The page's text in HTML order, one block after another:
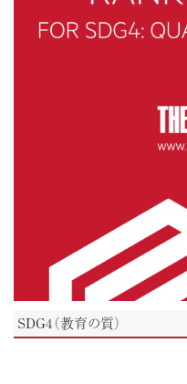
SDG4（教育の質）